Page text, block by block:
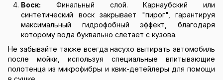
Воск: Финальный слой. Карнаубский или
синтетический воск закрывает "пирог", гарантируя
максимальный гидрофобный эффект, благодаря
которому вода буквально слетает с кузова.
Не забывайте также всегда насухо вытирать автомобиль
после мойки, используя специальные впитывающие
полотенца из микрофибры и квик-детейлеры для помощи